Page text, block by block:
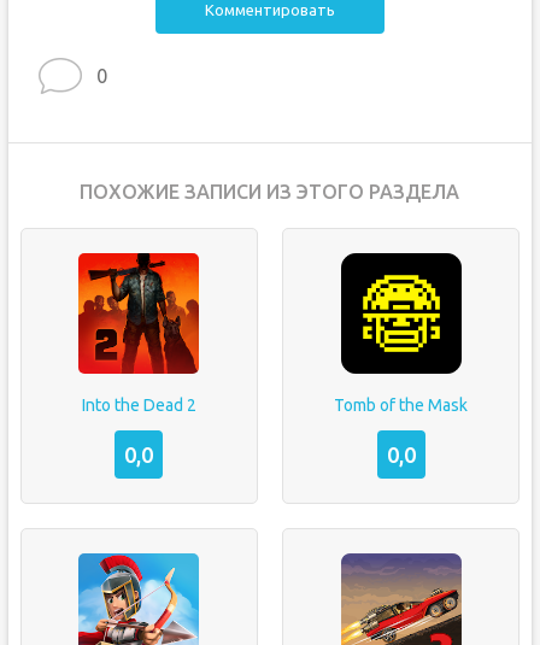
Комментировать
0
ПОХОЖИЕ ЗАПИСИ ИЗ ЭТОГО РАЗДЕЛА
Into the Dead 2
0,0
Tomb of the Mask
0,0